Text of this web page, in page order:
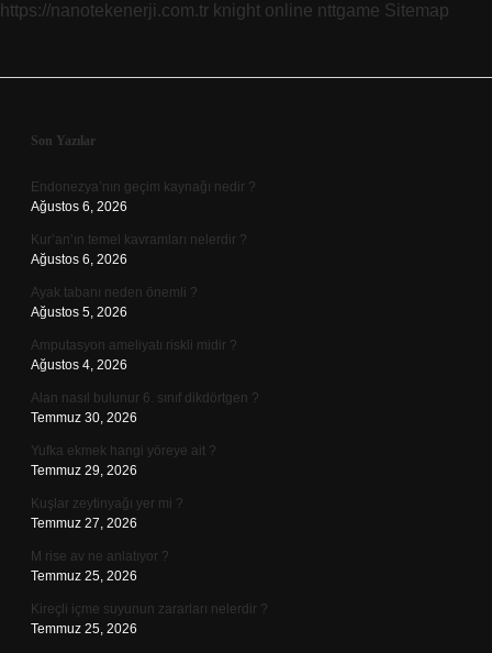
https://nanotekenerji.com.tr knight online nttgame Sitemap
Sidebar
Son Yazılar
Endonezya’nın geçim kaynağı nedir ?
Ağustos 6, 2026
Kur’an’ın temel kavramları nelerdir ?
Ağustos 6, 2026
Ayak tabanı neden önemli ?
Ağustos 5, 2026
Amputasyon ameliyatı riskli midir ?
Ağustos 4, 2026
Alan nasıl bulunur 6. sınıf dikdörtgen ?
Temmuz 30, 2026
Yufka ekmek hangi yöreye ait ?
Temmuz 29, 2026
Kuşlar zeytinyağı yer mi ?
Temmuz 27, 2026
M rise av ne anlatıyor ?
Temmuz 25, 2026
Kireçli içme suyunun zararları nelerdir ?
Temmuz 25, 2026